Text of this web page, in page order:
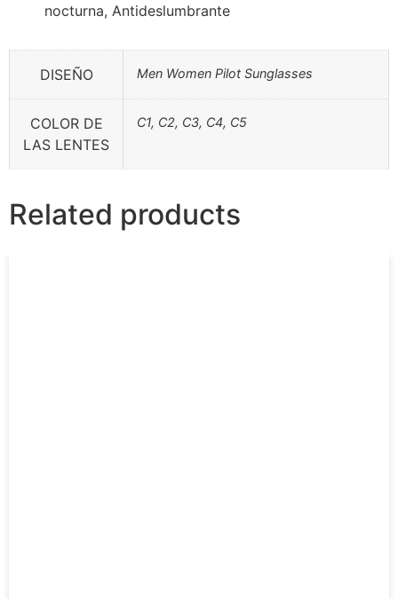
nocturna, Antideslumbrante
DISEÑO Men Women Pilot Sunglasses
COLOR DE
LAS LENTES
C1, C2, C3, C4, C5
Related products